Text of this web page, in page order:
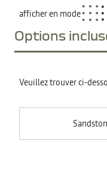
afficher en mode
Options
Veuillez trouver ci-